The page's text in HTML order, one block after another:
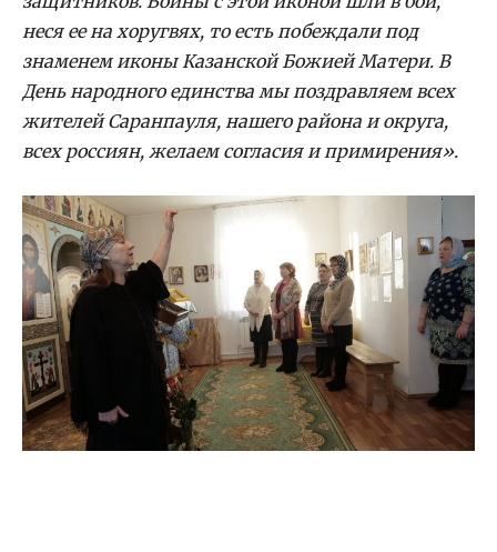
неся ее на хоругвях, то есть побеждали под
знаменем иконы Казанской Божией Матери. В
День народного единства мы поздравляем всех
жителей Саранпауля, нашего района и округа,
всех россиян, желаем согласия и примирения».